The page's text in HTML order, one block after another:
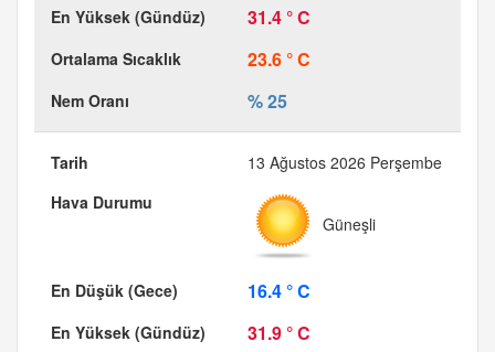
31.4 ° C
23.6 ° C
% 25
13 Ağustos 2026 Perşembe
Güneşli
16.4 ° C
31.9 ° C